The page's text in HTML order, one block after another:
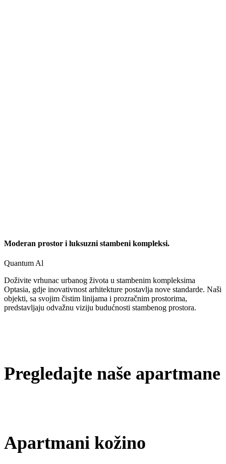
Moderan prostor i luksuzni stambeni kompleksi.
Quantum Al
Doživite vrhunac urbanog života u stambenim kompleksima
Optasia, gdje inovativnost arhitekture postavlja nove standarde. Naši
objekti, sa svojim čistim linijama i prozračnim prostorima,
predstavljaju odvažnu viziju budućnosti stambenog prostora.
Pregledajte naše apartmane
Apartmani kožino